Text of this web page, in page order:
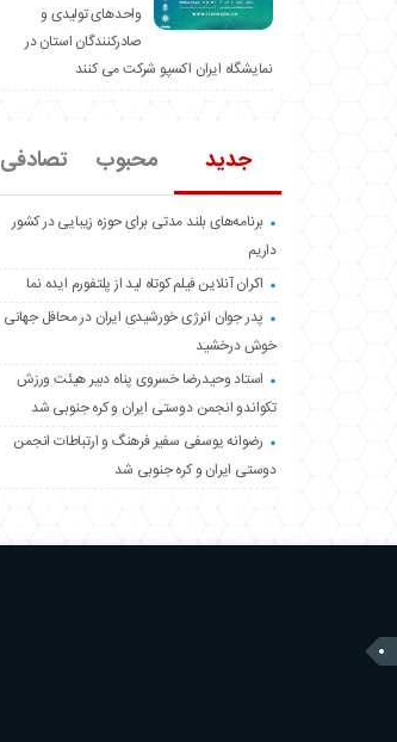
واحدهای تولیدی و
صادرکنندگان استان در
نمایشگاه ایران اکسپو شرکت می کنند
جدید محبوب تصادفی
برنامه‌های بلند مدتی برای حوزه زیبایی در کشور
داریم
اکران آنلاین فیلم کوتاه لید از پلتفورم ایده نما
پدر جوان انرژی خورشیدی ایران در محافل جهانی
خوش درخشید
استاد وحیدرضا خسروی پناه دبیر هیئت ورزش
تکواندو انجمن دوستی ایران و کره جنوبی شد
رضوانه یوسفی سفیر فرهنگ و ارتباطات انجمن
دوستی ایران و کره جنوبی شد